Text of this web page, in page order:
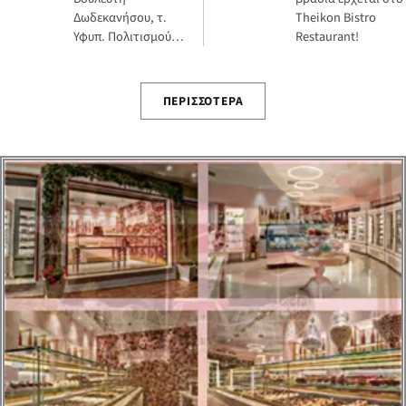
Δωδεκανήσου, τ.
Υφυπ. Πολιτισμού –
Ανάπτυξης ΠΑΣΟΚ,
εξαγ…
Theikon Bistro
Restaurant!
ΠΕΡΙΣΣΌΤΕΡΑ